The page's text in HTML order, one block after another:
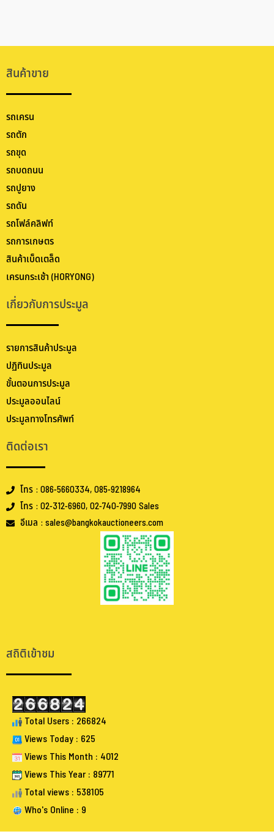
สินค้าขาย
รถเครน
รถตัก
รถขุด
รถบดถนน
รถปูยาง
รถดัน
รถโฟล์คลิฟท์
รถการเกษตร
สินค้าเบ็ดเตล็ด
เครนกระเช้า (HORYONG)
เกี่ยวกับการประมูล
รายการสินค้าประมูล
ปฏิทินประมูล
ขั้นตอนการประมูล
ประมูลออนไลน์
ประมูลทางโทรศัพท์
ติดต่อเรา
โทร : 086-5660334, 085-9218964
โทร : 02-312-6960, 02-740-7990 Sales
อีเมล : sales@bangkokauctioneers.com
สถิติเข้าชม
Total Users : 266824
Views Today : 625
Views This Month : 4012
Views This Year : 89771
Total views : 538105
Who's Online : 9